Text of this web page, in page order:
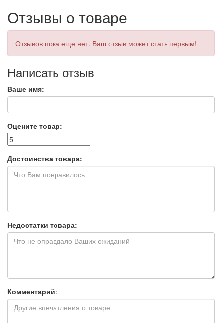
Отзывы о товаре
Отзывов пока еще нет. Ваш отзыв может стать первым!
Написать отзыв
Ваше имя:
Оцените товар:
Достоинства товара:
Недостатки товара:
Комментарий: